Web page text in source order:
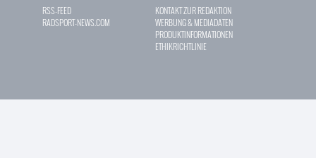
RSS-FEED
RADSPORT-NEWS.COM
KONTAKT ZUR REDAKTION
WERBUNG & MEDIADATEN
PRODUKTINFORMATIONEN
ETHIKRICHTLINIE